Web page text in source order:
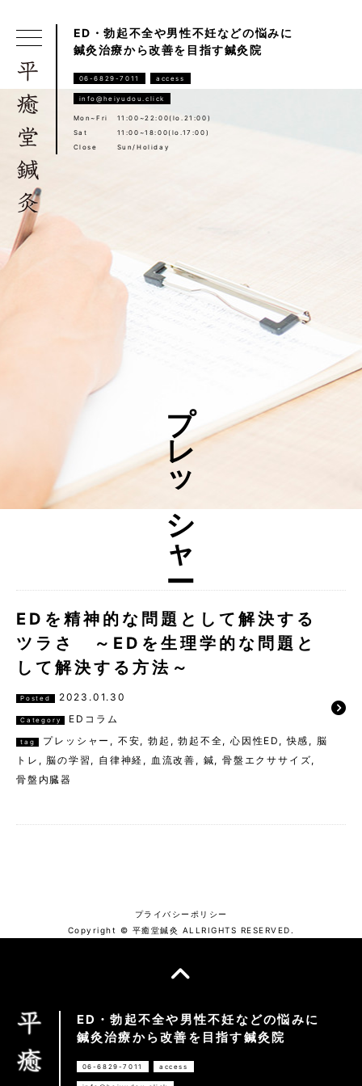
ED・勃起不全や男性不妊などの悩みに
鍼灸治療から改善を目指す鍼灸院
06-6829-7011 access
info@heiyudou.click
Mon~Fri
11:00~22:00(lo.21:00)
Sat
11:00~18:00(lo.17:00)
Close
Sun/Holiday
プレッシャー
EDを精神的な問題として解決する
ツラさ ～EDを生理学的な問題と
して解決する方法～
Posted 2023.01.30
Category EDコラム
tag プレッシャー , 不安,勃起 ,勃起不全,心因性ED ,快感 , 脳
トレ , 脳の学習 , 自律神経 , 血流改善 , 鍼,骨盤エクササイズ,
骨盤内臓器
プライバシーポリシー
Copyright © 平癒堂鍼灸 ALLRIGHTS RESERVED.
ED・勃起不全や男性不妊などの悩みに
鍼灸治療から改善を目指す鍼灸院
06-6829-7011 access